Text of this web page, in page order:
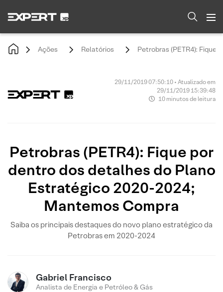
Ações Relatórios Petrobras (PETR4):
29/11/2019 07:50:10 • Atualizado em
29/11/2019 15:39:48
10 minutos de leitura
Petrobras (PETR4): Fique por
dentro dos detalhes do Plano
Estratégico 2020-2024;
Mantemos Compra
Saiba os principais destaques do novo plano estratégico da
Petrobras em 2020-2024
Gabriel Francisco
Analista de Energia e Petróleo & Gás